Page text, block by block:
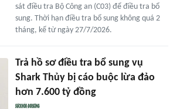
sát điều tra Bộ Công an (C03) để điều tra bổ
sung. Thời hạn điều tra bổ sung không quá 2
tháng, kể từ ngày 27/7/2026.
Trả hồ sơ điều tra bổ sung vụ
Shark Thủy bị cáo buộc lừa đảo
hơn 7.600 tỷ đồng